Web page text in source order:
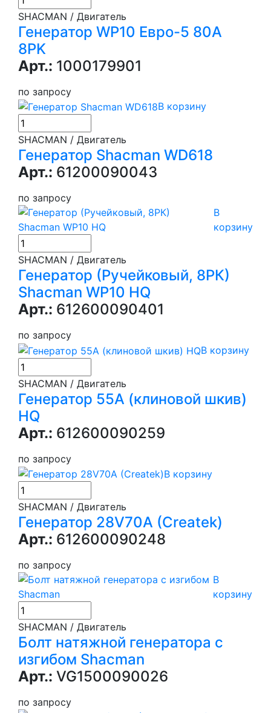
SHACMAN / Двигатель
Генератор WP10 Евро-5 80А
8PK
Арт.: 1000179901
по запросу
В корзину
SHACMAN / Двигатель
Генератор Shacman WD618
Арт.: 61200090043
по запросу
В
корзину
SHACMAN / Двигатель
Генератор (Ручейковый, 8РК)
Shacman WP10 HQ
Арт.: 612600090401
по запросу
В корзину
SHACMAN / Двигатель
Генератор 55А (клиновой шкив)
HQ
Арт.: 612600090259
по запросу
В корзину
SHACMAN / Двигатель
Генератор 28V70A (Createk)
Арт.: 612600090248
по запросу
В
корзину
SHACMAN / Двигатель
Болт натяжной генератора с
изгибом Shacman
Арт.: VG1500090026
по запросу